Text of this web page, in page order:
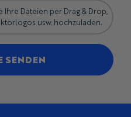
Ihre Dateien per Drag & Drop,
usw. hochzuladen.
SENDEN